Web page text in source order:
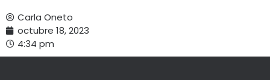
Carla Oneto
octubre 18, 2023
4:34 pm